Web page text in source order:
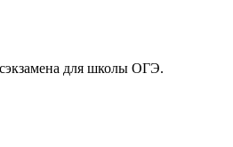
для школы ОГЭ.